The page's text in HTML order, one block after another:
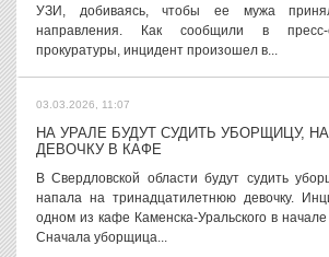
УЗИ, добиваясь, чтобы ее мужа
направления. Как сообщили в пресс-
прокуратуры, инцидент произошел в...
03.03.2026, 11:07
НА УРАЛЕ БУДУТ СУДИТЬ УБОРЩИЦУ,
ДЕВОЧКУ В КАФЕ
В Свердловской области будут судить
напала на тринадцатилетнюю девочку.
одном из кафе Каменска-Уральского в
Сначала уборщица...